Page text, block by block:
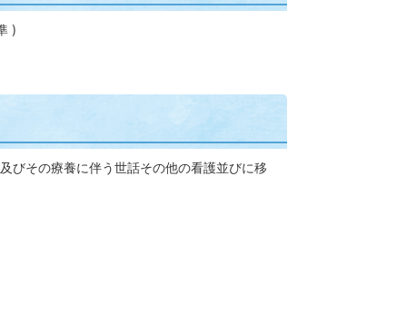
)
びその療養に伴う世話その他の看護並びに移